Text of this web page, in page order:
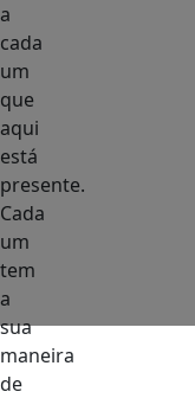
a
cada
um
que
aqui
está
presente.
Cada
um
tem
a
sua
maneira
de